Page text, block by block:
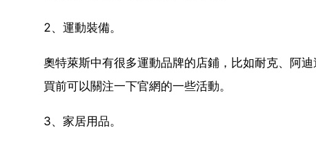
2、運動裝備。
奧特萊斯中有很多運動品牌的店鋪，比如耐克、阿
買前可以關注一下官網的一些活動。
3、家居用品。